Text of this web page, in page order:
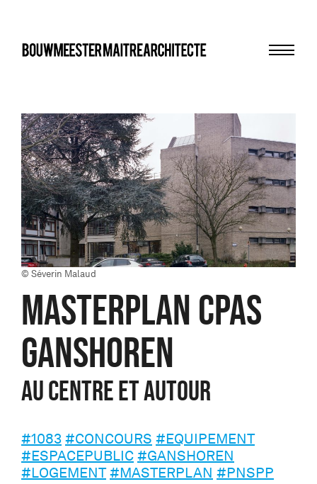
bma
© Séverin Malaud
MASTERPLAN CPAS
GANSHOREN
Au centre et autour
#1083 #CONCOURS #EQUIPEMENT
#ESPACEPUBLIC #GANSHOREN
#LOGEMENT #MASTERPLAN #PNSPP